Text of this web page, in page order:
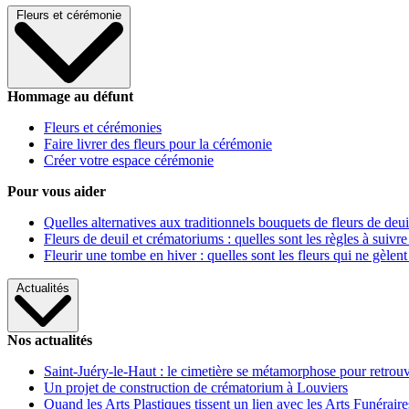
Fleurs et cérémonie
Hommage au défunt
Fleurs et cérémonies
Faire livrer des fleurs pour la cérémonie
Créer votre espace cérémonie
Pour vous aider
Quelles alternatives aux traditionnels bouquets de fleurs de
Fleurs de deuil et crématoriums : quelles sont les règles à
Fleurir une tombe en hiver : quelles sont les fleurs qui ne gèlent
Actualités
Nos actualités
Saint-Juéry-le-Haut : le cimetière se métamorphose pour
Un projet de construction de crématorium à Louviers
Quand les Arts Plastiques tissent un lien avec les Arts